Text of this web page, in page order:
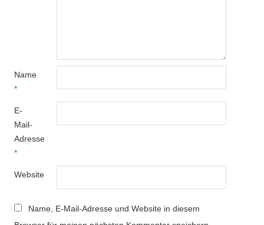
Name
*
E-
Mail-
Adresse
*
Website
Name, E-Mail-Adresse und Website in diesem